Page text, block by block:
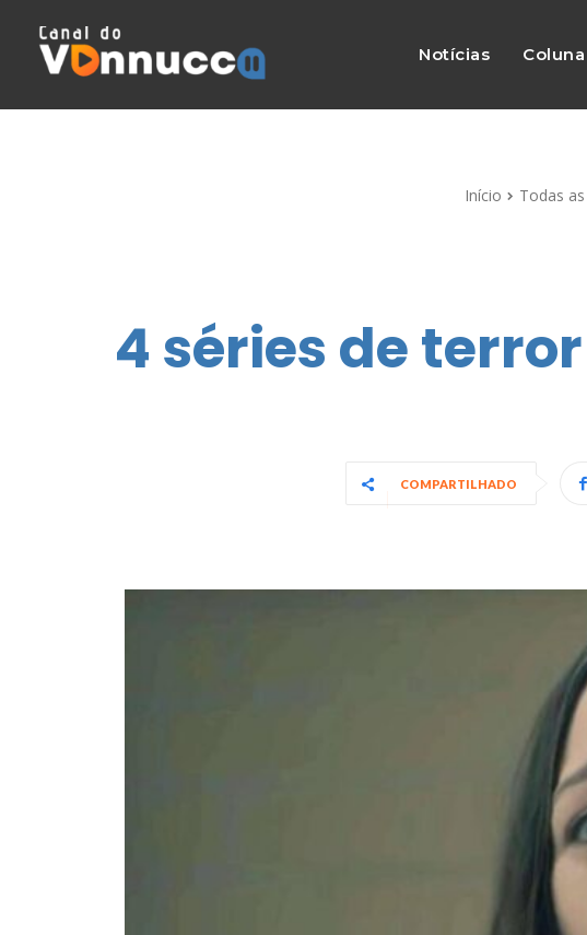
Notícias
Início Todas
4 séries de
COMPARTILHADO